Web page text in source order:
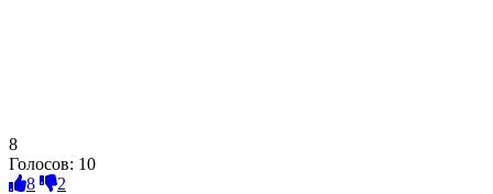
8
Голосов: 10
8
2